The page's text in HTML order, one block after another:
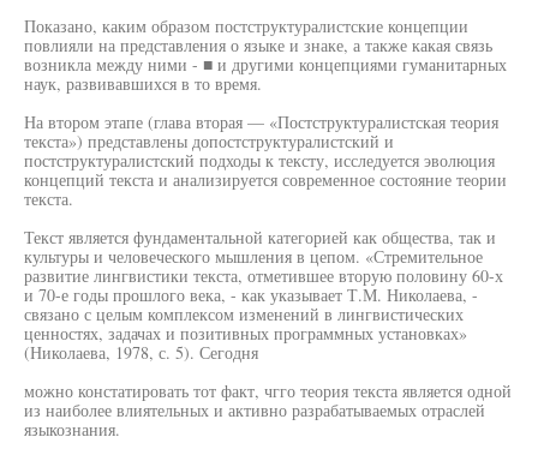
Показано, каким образом постструктуралистские концепции
повлияли на представления о языке и знаке, а также какая связь
возникла между ними - ■ и другими концепциями гуманитарных
наук, развивавшихся в то время.
На втором этапе (глава вторая — «Постструктуралистская теория
текста») представлены допостструктуралистский и
постструктуралистский подходы к тексту, исследуется эволюция
концепций текста и анализируется современное состояние теории
текста.
Текст является фундаментальной категорией как общества, так и
культуры и человеческого мышления в цепом. «Стремительное
развитие лингвистики текста, отметившее вторую половину 60-х
и 70-е годы прошлого века, - как указывает Т.М. Николаева, -
связано с целым комплексом изменений в лингвистических
ценностях, задачах и позитивных программных установках»
(Николаева, 1978, с. 5). Сегодня
можно констатировать тот факт, чгго теория текста является одной
из наиболее влиятельных и активно разрабатываемых отраслей
языкознания.